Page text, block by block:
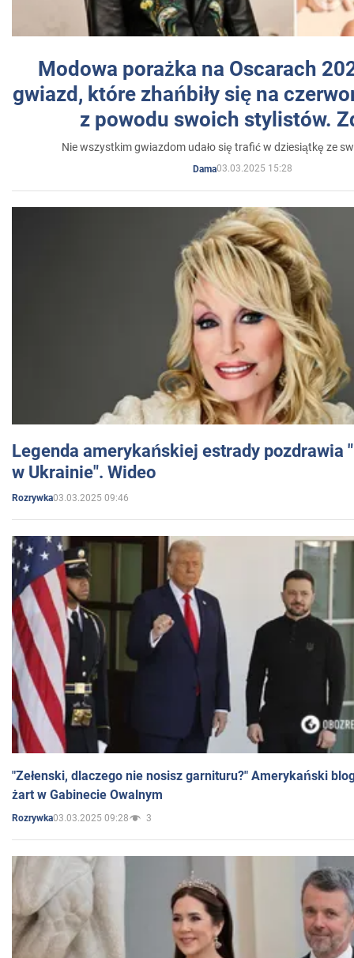
Modowa porażka na Oscarach
gwiazd, które zhańbiły się na
z powodu swoich stylistów.
Nie wszystkim gwiazdom udało się trafić w dziesiątkę ze
Dama03.03.2025 15:28
Legenda amerykańskiej estrady pozdrawia
w Ukrainie". Wideo
Rozrywka03.03.2025 09:46
"Zełenski, dlaczego nie nosisz garnituru?" Amerykański
żart w Gabinecie Owalnym
Rozrywka03.03.2025 09:28 3